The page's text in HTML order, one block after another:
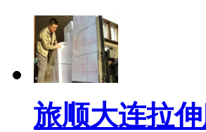
旅顺大连拉